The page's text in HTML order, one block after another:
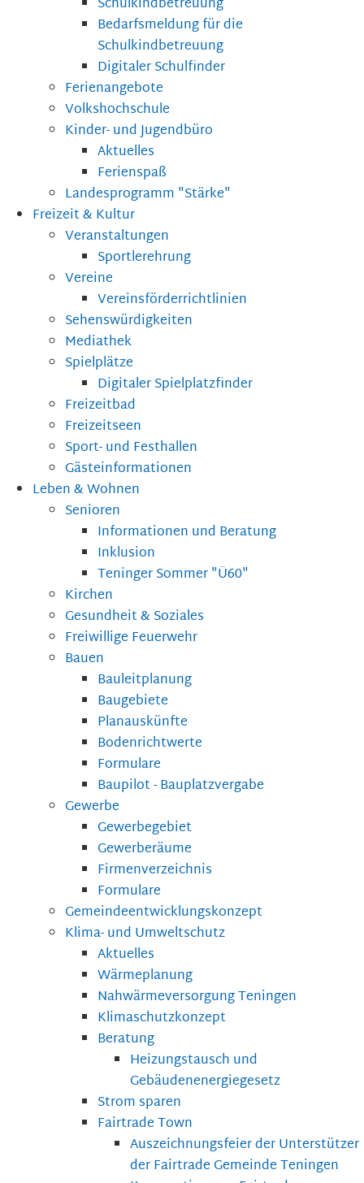
Schulkindbetreuung
Bedarfsmeldung für die
Schulkindbetreuung
Digitaler Schulfinder
Ferienangebote
Volkshochschule
Kinder- und Jugendbüro
Aktuelles
Ferienspaß
Landesprogramm "Stärke"
Freizeit & Kultur
Veranstaltungen
Sportlerehrung
Vereine
Vereinsförderrichtlinien
Sehenswürdigkeiten
Mediathek
Spielplätze
Digitaler Spielplatzfinder
Freizeitbad
Freizeitseen
Sport- und Festhallen
Gästeinformationen
Leben & Wohnen
Senioren
Informationen und Beratung
Inklusion
Teninger Sommer "Ü60"
Kirchen
Gesundheit & Soziales
Freiwillige Feuerwehr
Bauen
Bauleitplanung
Baugebiete
Planauskünfte
Bodenrichtwerte
Formulare
Baupilot - Bauplatzvergabe
Gewerbe
Gewerbegebiet
Gewerberäume
Firmenverzeichnis
Formulare
Gemeindeentwicklungskonzept
Klima- und Umweltschutz
Aktuelles
Wärmeplanung
Nahwärmeversorgung Teningen
Klimaschutzkonzept
Beratung
Heizungstausch und
Gebäudenenergiegesetz
Strom sparen
Fairtrade Town
Auszeichnungsfeier der Unterstützer
der Fairtrade Gemeinde Teningen